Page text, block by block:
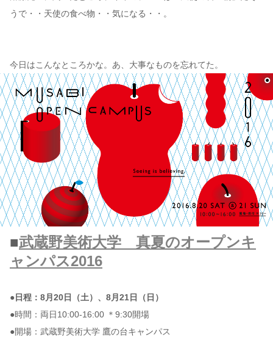
うで・・天使の食べ物・・気になる・・。
今日はこんなところかな。あ、大事なものを忘れてた。
■武蔵野美術大学 真夏のオープンキ
ャンパス2016
●日程：8月20日（土）、8月21日（日）
●時間：両日10:00-16:00 ＊9:30開場
●開場：武蔵野美術大学 鷹の台キャンパス